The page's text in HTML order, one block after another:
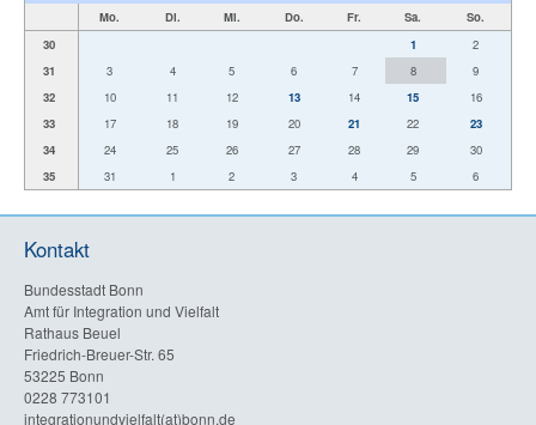
Mo.
Di. Mi. Do. Fr. Sa.
So.
30
1
2
31
3 4 5 6 7 8
9
32
10 11 12 13 14 15
16
33
17 18 19 20 21 22
23
34
24 25 26 27 28 29
30
35
31 1 2 3 4 5 6
Kontakt
Bundesstadt Bonn
Amt für Integration und Vielfalt
Rathaus Beuel
Friedrich-Breuer-Str. 65
53225 Bonn
0228 773101
integrationundvielfalt(at)bonn.de